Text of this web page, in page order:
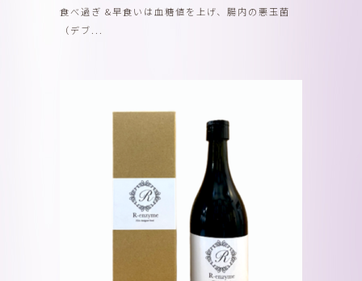
食べ過ぎ &早食いは血糖値を上げ、腸内の悪玉菌
（デブ...